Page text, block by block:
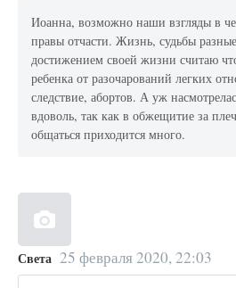
Иоанна, возможно наши взгляды в
правы отчасти. Жизнь, судьбы
достижением своей жизни считаю
ребенка от разочарований легких
следствие, абортов. А уж
вдоволь, так как в обжещитие за
общаться приходится много.
Света 25 февраля 2020, 22:03